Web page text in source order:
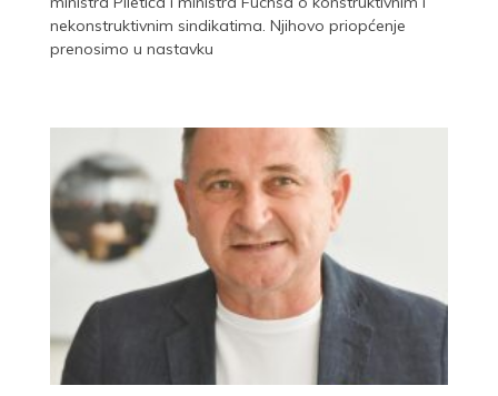
nekonstruktivnim sindikatima. Njihovo priopćenje
prenosimo u nastavku